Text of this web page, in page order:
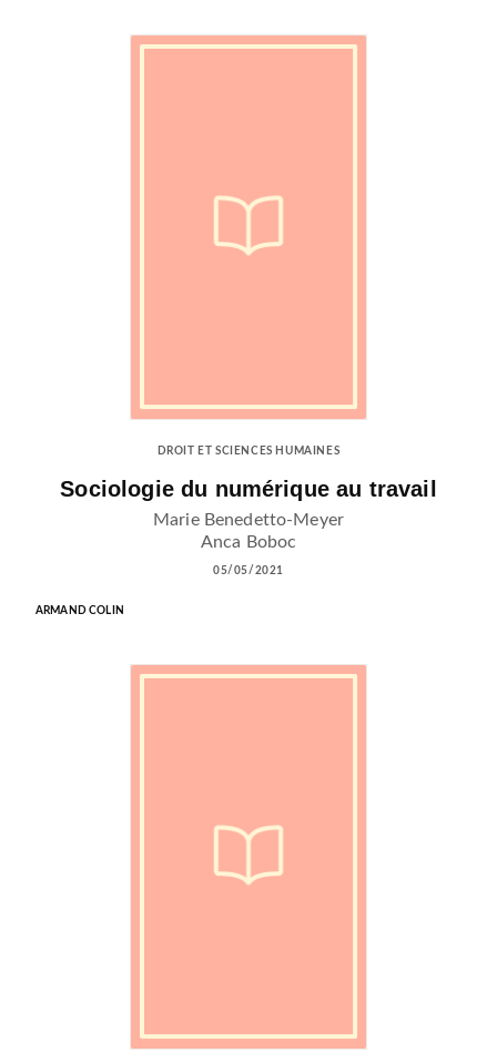
DROIT ET SCIENCES HUMAINES
Sociologie du numérique au travail
Marie Benedetto-Meyer
Anca Boboc
05/05/2021
ARMAND COLIN